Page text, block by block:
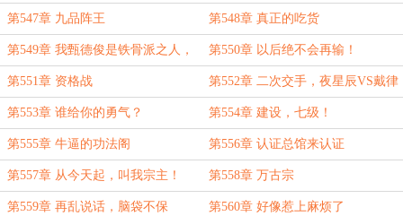
第547章 九品阵王 第548章 真正的吃货
第549章 我甄德俊是铁骨派之人，
此生此世不离不弃
第550章 以后绝不会再输！
第551章 资格战 第552章 二次交手，夜星辰VS戴律
第553章 谁给你的勇气？ 第554章 建设，七级！
第555章 牛逼的功法阁 第556章 认证总馆来认证
第557章 从今天起，叫我宗主！ 第558章 万古宗
第559章 再乱说话，脑袋不保 第560章 好像惹上麻烦了